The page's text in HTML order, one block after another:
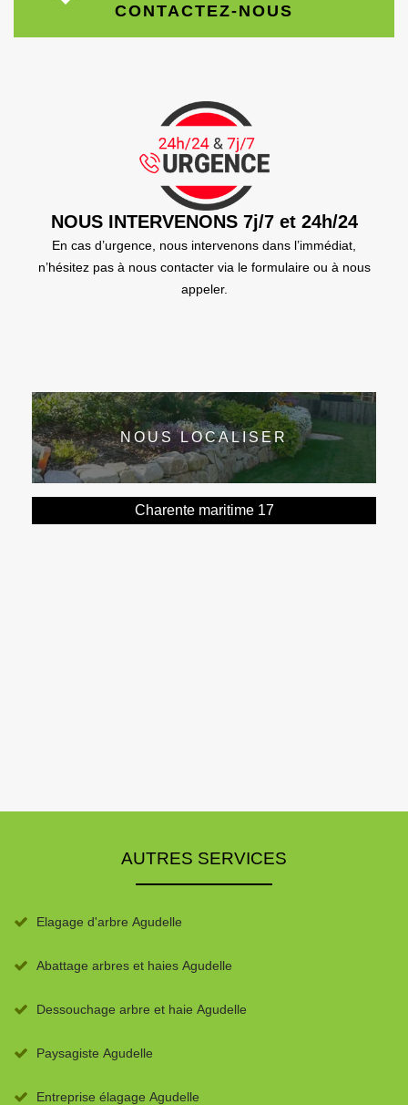
CONTACTEZ-NOUS
NOUS INTERVENONS 7j/7 et 24h/24
En cas d’urgence, nous intervenons dans l’immédiat,
n’hésitez pas à nous contacter via le formulaire ou à nous
appeler.
NOUS LOCALISER
Charente maritime 17
AUTRES SERVICES
Elagage d'arbre Agudelle
Abattage arbres et haies Agudelle
Dessouchage arbre et haie Agudelle
Paysagiste Agudelle
Entreprise élagage Agudelle